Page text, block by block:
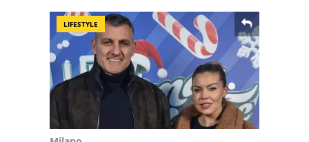
LIFESTYLE